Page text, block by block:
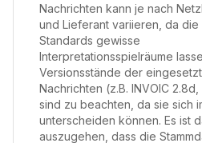
Nachrichten kann je nach
und Lieferant variieren, da die
Standards gewisse
Interpretationsspielräume
Versionsstände der
Nachrichten (z.B. INVOIC 2.8d,
sind zu beachten, da sie sich
unterscheiden können. Es ist
auszugehen, dass die